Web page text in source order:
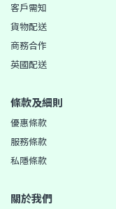
客戶需知
貨物配送
商務合作
英國配送
條款及細則
優惠條款
服務條款
私隱條款
關於我們